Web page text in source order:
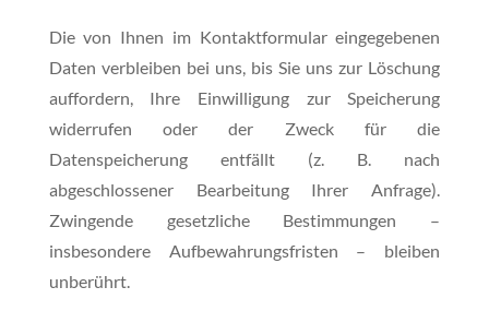
Die von Ihnen im Kontaktformular eingegebenen
Daten verbleiben bei uns, bis Sie uns zur Löschung
auffordern, Ihre Einwilligung zur Speicherung
widerrufen oder der Zweck für die
Datenspeicherung entfällt (z. B. nach
abgeschlossener Bearbeitung Ihrer Anfrage).
Zwingende gesetzliche Bestimmungen –
insbesondere Aufbewahrungsfristen – bleiben
unberührt.